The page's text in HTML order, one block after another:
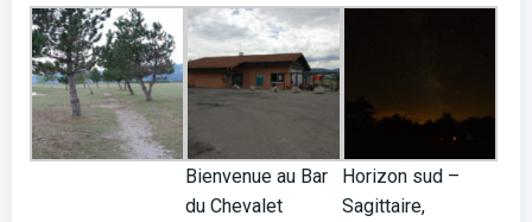
Bienvenue au Bar
du Chevalet
Horizon sud –
Sagittaire,